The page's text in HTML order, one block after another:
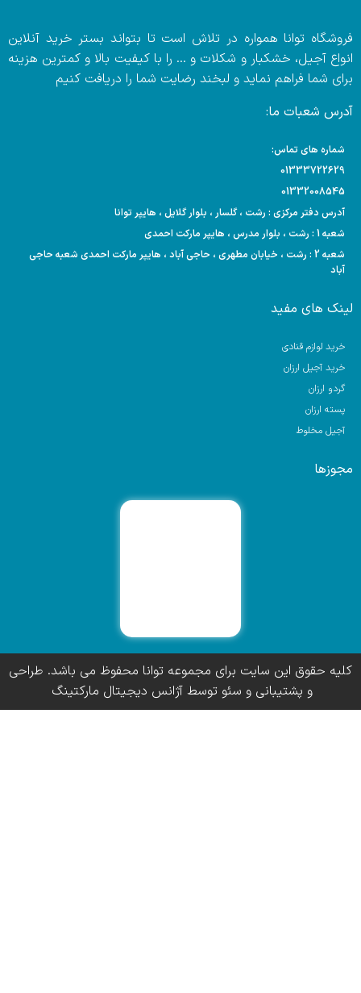
فروشگاه توانا همواره در تلاش است تا بتواند بستر خرید آنلاین
انواع آجیل، خشکبار و شکلات و … را با کیفیت بالا و کمترین هزینه
برای شما فراهم نماید و لبخند رضایت شما را دریافت کنیم
آدرس شعبات ما:
شماره های تماس:
01333722629
01332008545
آدرس دفتر مرکزی : رشت ، گلسار ، بلوار گلایل ، هایپر توانا
شعبه 1 : رشت ، بلوار مدرس ، هایپر مارکت احمدی
شعبه 2 : رشت ، خیابان مطهری ، حاجی آباد ، هایپر مارکت احمدی شعبه حاجی
آباد
لینک های مفید
خرید لوازم قنادی
خرید آجیل ارزان
گردو ارزان
پسته ارزان
آجیل مخلوط
مجوزها
کلیه حقوق این سایت برای مجموعه توانا محفوظ می باشد. طراحی
و پشتیبانی و سئو توسط آژانس دیجیتال مارکتینگ